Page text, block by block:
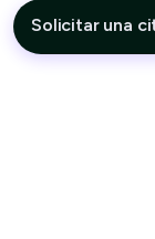
Solicitar una